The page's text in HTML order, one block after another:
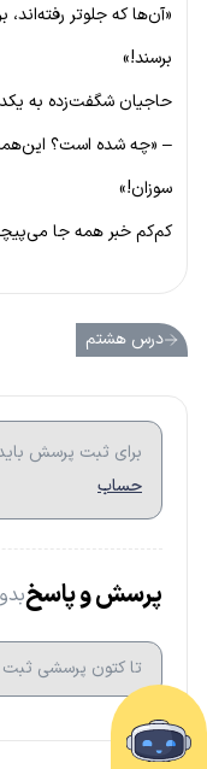
«آن‌ها که جلوتر رفته‌اند،
برسند!»
حاجیان شگفت‌زده به
– «چه شده است؟
سوزان!»
کم‌کم خبر همه جا
درس هشتم
برای ثبت پرسش
حساب
پرسش و پاسخ
تا کتون پرسشی